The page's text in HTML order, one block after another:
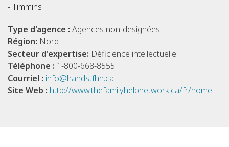
- Timmins
Type d'agence : Agences non-designées
Région: Nord
Secteur d'expertise: Déficience intellectuelle
Téléphone : 1-800-668-8555
Courriel : info@handstfhn.ca
Site Web : http://www.thefamilyhelpnetwork.ca/fr/home